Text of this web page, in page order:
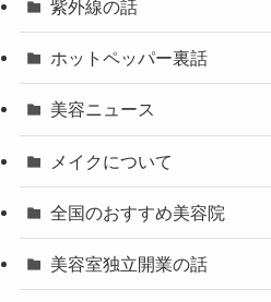
紫外線の話
ホットペッパー裏話
美容ニュース
メイクについて
全国のおすすめ美容院
美容室独立開業の話